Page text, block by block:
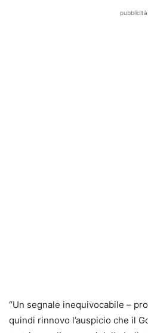
pubblicità
“Un segnale inequivocabile –
quindi rinnovo l’auspicio che il